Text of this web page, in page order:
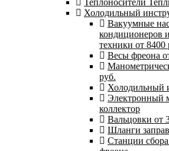
Теплоносители
Холодильный
Вакуумные
кондиционеров
техники от 8400
Весы фреона
руб.
Холодильный
Электронный
коллектор
Вальцовки от
Шланги
Станции